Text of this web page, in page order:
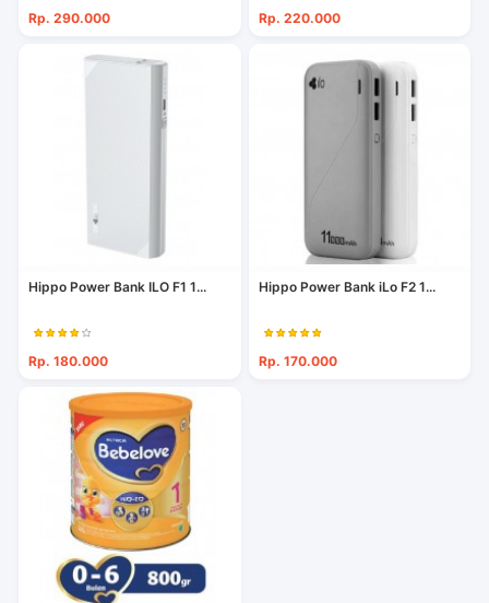
Rp. 290.000 Rp. 220.000
Hippo Power Bank ILO F1 1...
Rp. 180.000
Hippo Power Bank iLo F2 1...
Rp. 170.000